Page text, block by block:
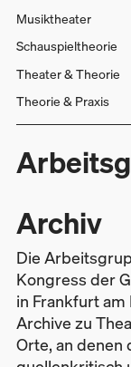
Archiv
Die
Kongress der
in Frankfurt
Archive zu
Orte, an denen
Musiktheater
Schauspieltheorie
Theater & Theorie
Theorie & Praxis